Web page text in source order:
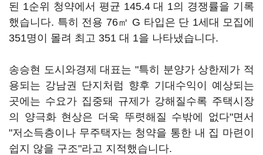
된 1순위 청약에서 평균 145.4 대 1의 경쟁률을 기록
했습니다. 특히 전용 76㎡ G 타입은 단 1세대 모집에
351명이 몰려 최고 351 대 1을 나타냈습니다.
송승현 도시와경제 대표는 "특히 분양가 상한제가 적
용되는 강남권 단지처럼 향후 기대수익이 예상되는
곳에는 수요가 집중돼 규제가 강해질수록 주택시장
의 양극화 현상은 더욱 뚜렷해질 수밖에 없다"면서
"저소득층이나 무주택자는 청약을 통한 내 집 마련이
쉽지 않을 구조"라고 지적했습니다.